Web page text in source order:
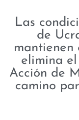
Las
de
mantienen
elimina
Acción de
camino